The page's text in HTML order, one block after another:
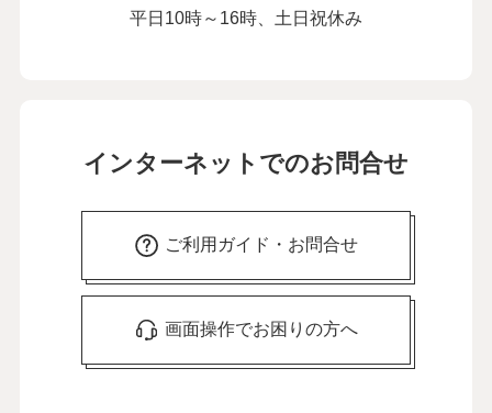
平日10時～16時、土日祝休み
インターネットでのお問合せ
ご利用ガイド・お問合せ
画面操作でお困りの方へ